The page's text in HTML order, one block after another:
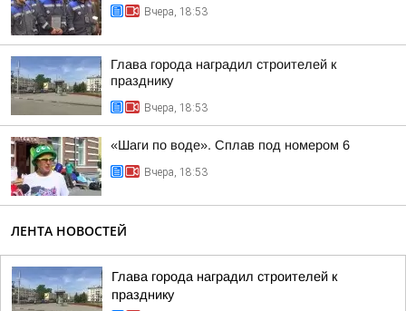
Вчера, 18:53
Глава города наградил строителей к
празднику
Вчера, 18:53
«Шаги по воде». Сплав под номером 6
Вчера, 18:53
ЛЕНТА НОВОСТЕЙ
Глава города наградил строителей к
празднику